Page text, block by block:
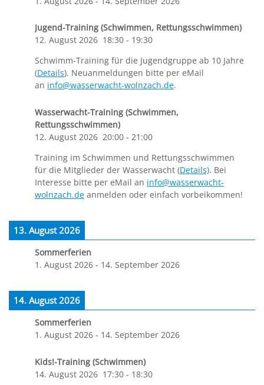
Jugend-Training (Schwimmen, Rettungsschwimmen)
12. August 2026 18:30 - 19:30
Schwimm-Training für die Jugendgruppe ab 10 Jahre
(Details). Neuanmeldungen bitte per eMail
an info@wasserwacht-wolnzach.de.
Wasserwacht-Training (Schwimmen,
Rettungsschwimmen)
12. August 2026 20:00 - 21:00
Training im Schwimmen und Rettungsschwimmen
für die Mitglieder der Wasserwacht (Details). Bei
Interesse bitte per eMail an info@wasserwacht-
wolnzach.de anmelden oder einfach vorbeikommen!
13. August 2026
Sommerferien
1. August 2026 - 14. September 2026
14. August 2026
Sommerferien
1. August 2026 - 14. September 2026
Kids!-Training (Schwimmen)
14. August 2026 17:30 - 18:30